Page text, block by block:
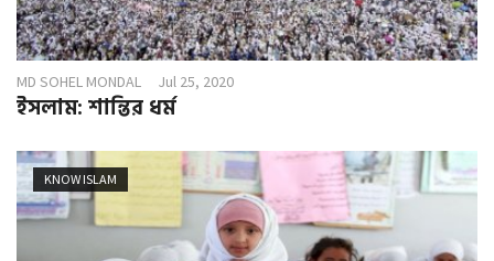
MD SOHEL MONDAL Jul 25, 2020
ইসলাম: শান্তির ধর্ম
KNOW ISLAM